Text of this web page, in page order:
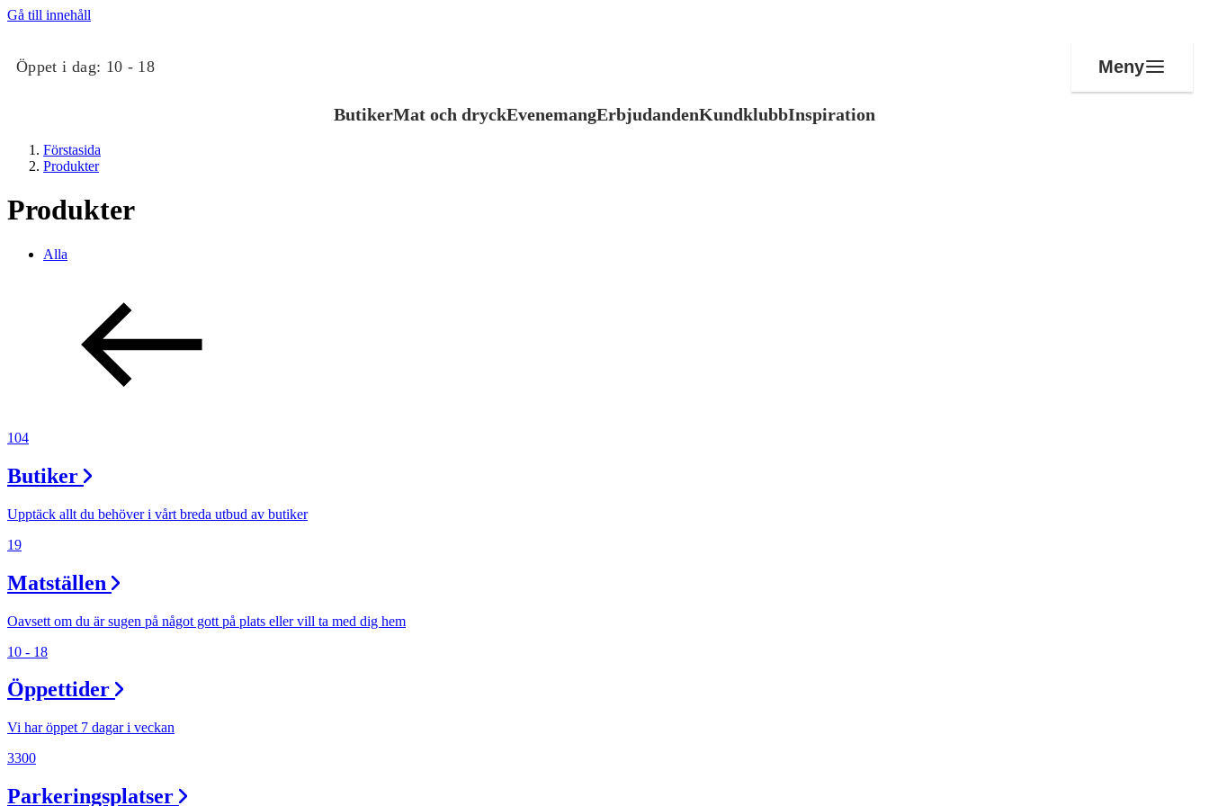
Gå till innehåll
Öppet i dag: 10 - 18 Meny
ButikerMat och dryckEvenemangErbjudandenKundklubbInspiration
Mat och dryck
Evenemang
Kundklubb
Inspiration
Förstasida
Produkter
Produkter
Alla
104
Butiker
Upptäck allt du behöver i vårt breda utbud av butiker
19
Matställen
Oavsett om du är sugen på något gott på plats eller vill ta med dig hem
10 - 18
Öppettider
Vi har öppet 7 dagar i veckan
3300
Parkeringsplatser